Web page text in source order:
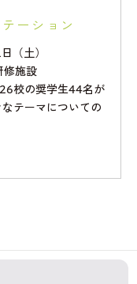
ーション
（土）
施設
校の奨学生44名が
テーマについての